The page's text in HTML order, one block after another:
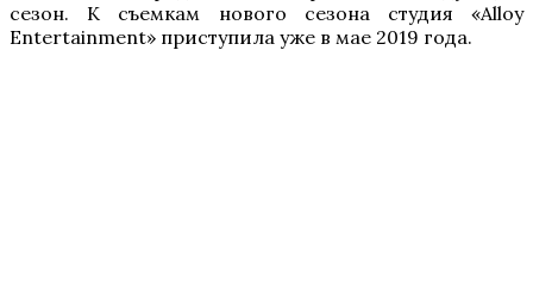
сезон. К съемкам нового сезона студия «Alloy
Entertainment» приступила уже в мае 2019 года.